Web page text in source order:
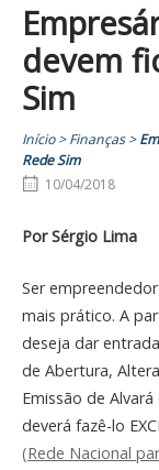
devem
Sim
Início>Finanças>
Rede Sim
10/04/2018
Por Sérgio Lima
Ser
mais prático. A
deseja dar
de Abertura,
Emissão de
deverá fazê-lo
(Rede Nacional